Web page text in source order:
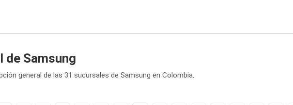
de Samsung
general de las 31 sucursales de Samsung en Colombia.